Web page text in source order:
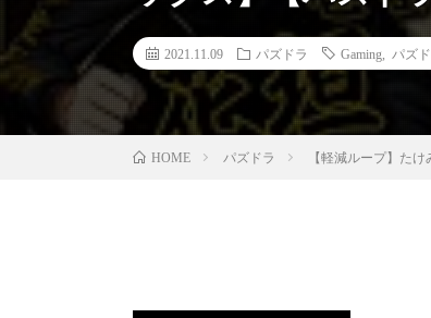
2021.11.09 パズドラ Gaming パズ
HOME パズドラ 【軽減ループ】た